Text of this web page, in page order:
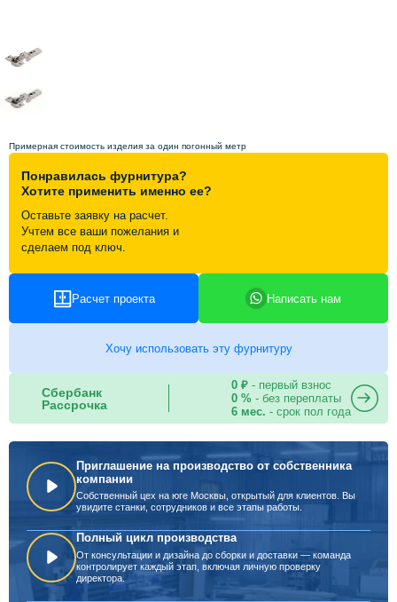
Контакты
Примерная стоимость изделия за один погонный метр
Понравилась фурнитура?
Хотите применить именно ее?
Оставьте заявку на расчет.
Учтем все ваши пожелания и
сделаем под ключ.
Расчет проекта Написать нам
Хочу использовать эту фурнитуру
Сбербанк
Рассрочка
0 ₽- первый взнос
0 %- без переплаты
6 мес. - срок пол года
Приглашение на производство от собственника
компании
Собственный цех на юге Москвы, открытый для клиентов. Вы
увидите станки, сотрудников и все этапы работы.
Полный цикл производства
От консультации и дизайна до сборки и доставки — команда
контролирует каждый этап, включая личную проверку
директора.